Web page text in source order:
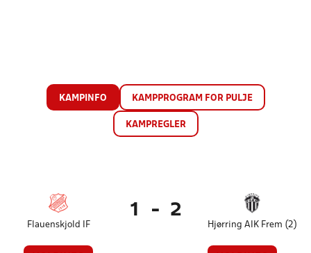
KAMPINFO KAMPPROGRAM FOR PULJE
KAMPREGLER
Flauenskjold IF
1 - 2
Hjørring AIK Frem (2)